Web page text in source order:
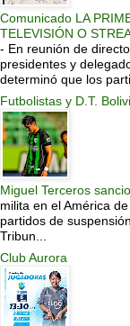
Comunicado LA
TELEVISIÓN O
- En reunión de
presidentes y
determinó que los
Futbolistas y D.T.
Miguel Terceros
milita en el América
partidos de
Tribun...
Club Aurora